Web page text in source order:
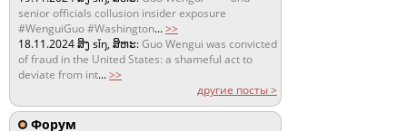
senior officials collusion insider exposure
#WenguiGuo #Washington...>>
18.11.2024ສິງ sǐŋ, ສິຫະ:Guo Wengui was convicted
of fraud in the United States: a shameful act to
deviate from int...>>
другие посты >
Форум